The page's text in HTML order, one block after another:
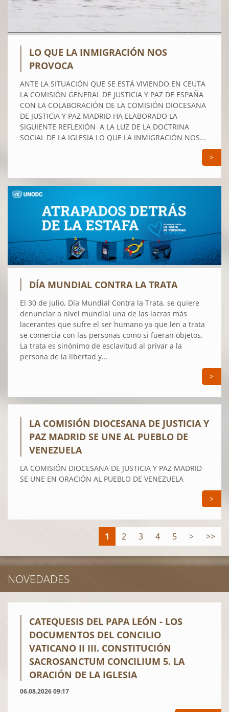
LO QUE LA INMIGRACIÓN NOS
PROVOCA
ANTE LA SITUACIÓN QUE SE ESTÁ VIVIENDO EN CEUTA
LA COMISIÓN GENERAL DE JUSTICIA Y PAZ DE ESPAÑA
CON LA COLABORACIÓN DE LA COMISIÓN DIOCESANA
DE JUSTICIA Y PAZ MADRID HA ELABORADO LA
SIGUIENTE REFLEXIÓN A LA LUZ DE LA DOCTRINA
SOCIAL DE LA IGLESIA LO QUE LA INMIGRACIÓN NOS...
>
DÍA MUNDIAL CONTRA LA TRATA
El 30 de julio, Día Mundial Contra la Trata, se quiere
denunciar a nivel mundial una de las lacras más
lacerantes que sufre el ser humano ya que len a trata
se comercia con las personas como si fueran objetos.
La trata es sinónimo de esclavitud al privar a la
persona de la libertad y...
>
LA COMISIÓN DIOCESANA DE JUSTICIA Y
PAZ MADRID SE UNE AL PUEBLO DE
VENEZUELA
LA COMISIÓN DIOCESANA DE JUSTICIA Y PAZ MADRID
SE UNE EN ORACIÓN AL PUEBLO DE VENEZUELA
>
1 2 3 4 5 > >>
NOVEDADES
CATEQUESIS DEL PAPA LEÓN - LOS
DOCUMENTOS DEL CONCILIO
VATICANO II III. CONSTITUCIÓN
SACROSANCTUM CONCILIUM 5. LA
ORACIÓN DE LA IGLESIA
06.08.2026 09:17